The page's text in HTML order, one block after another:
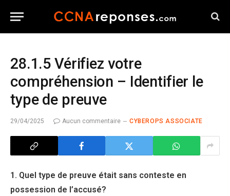
28.1.5 Vérifiez votre
compréhension – Identifier le
type de preuve
29/04/2025 Aucun commentaire CYBEROPS ASSOCIATE
1. Quel type de preuve était sans conteste en
possession de l’accusé?